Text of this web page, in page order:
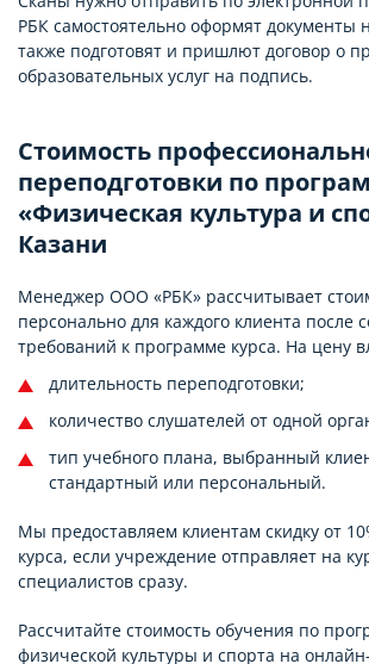
РБК самостоятельно оформят документы
также подготовят и пришлют договор о
образовательных услуг на подпись.
Стоимость
переподготовки по
«Физическая культура и
Казани
Менеджер ООО «РБК» рассчитывает
персонально для каждого клиента после
требований к программе курса. На цену
длительность переподготовки;
количество слушателей от одной
тип учебного плана, выбранный
стандартный или персональный.
Мы предоставляем клиентам скидку от
курса, если учреждение отправляет на
специалистов сразу.
Рассчитайте стоимость обучения по
физической культуры и спорта на